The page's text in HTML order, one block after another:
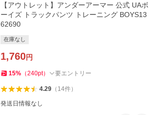
【アウトレット】アンダーアーマー 公式 UAボ
ーイズ トラックパンツ トレーニング BOYS13
62690
在庫なし
1,760円
15% （240pt） 要エントリー
4.29（ 14件）
発送日情報なし